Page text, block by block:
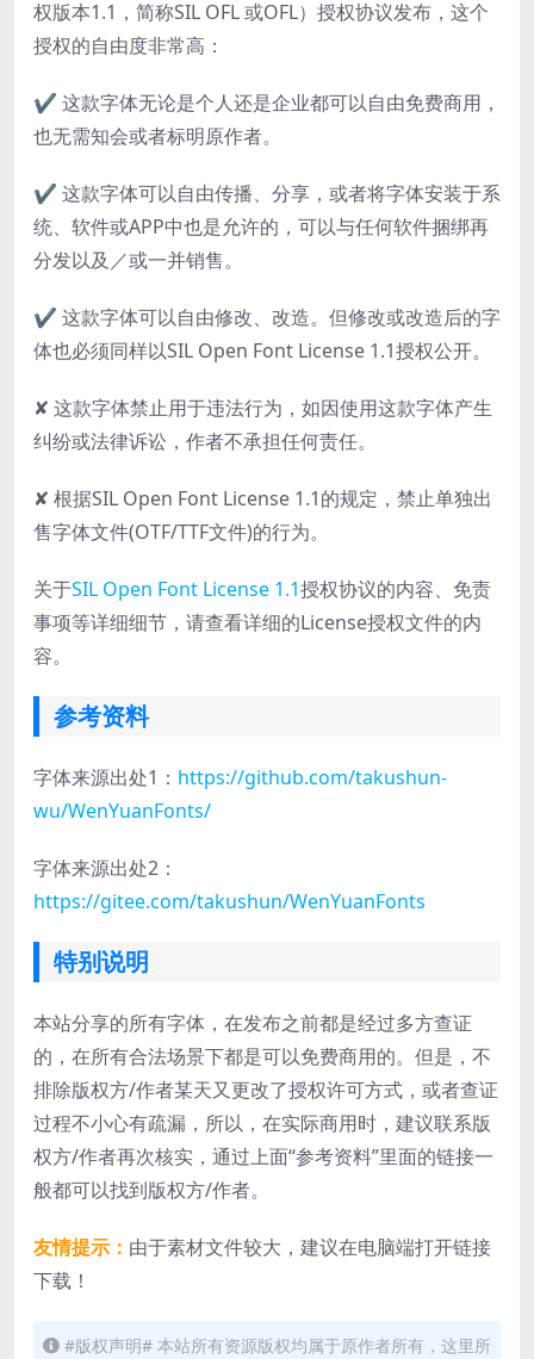
权版本1.1，简称SIL OFL 或OFL）授权协议发布，这个
授权的自由度非常高：
✔ 这款字体无论是个人还是企业都可以自由免费商用，
也无需知会或者标明原作者。
✔ 这款字体可以自由传播、分享，或者将字体安装于系
统、软件或APP中也是允许的，可以与任何软件捆绑再
分发以及／或一并销售。
✔ 这款字体可以自由修改、改造。但修改或改造后的字
体也必须同样以SIL Open Font License 1.1授权公开。
✘ 这款字体禁止用于违法行为，如因使用这款字体产生
纠纷或法律诉讼，作者不承担任何责任。
✘ 根据SIL Open Font License 1.1的规定，禁止单独出
售字体文件(OTF/TTF文件)的行为。
关于SIL Open Font License 1.1授权协议的内容、免责
事项等详细细节，请查看详细的License授权文件的内
容。
参考资料
字体来源出处1： https://github.com/takushun-
wu/WenYuanFonts/
字体来源出处2：
https://gitee.com/takushun/WenYuanFonts
特别说明
本站分享的所有字体，在发布之前都是经过多方查证
的，在所有合法场景下都是可以免费商用的。但是，不
排除版权方/作者某天又更改了授权许可方式，或者查证
过程不小心有疏漏，所以，在实际商用时，建议联系版
权方/作者再次核实，通过上面“参考资料”里面的链接一
般都可以找到版权方/作者。
友情提示： 由于素材文件较大，建议在电脑端打开链接
下载！
#版权声明# 本站所有资源版权均属于原作者所有，这里所